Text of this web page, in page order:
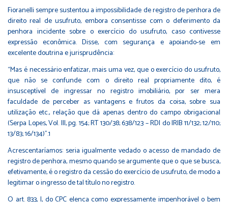
Fioranelli sempre sustentou a impossibilidade de registro de penhora de
direito real de usufruto, embora consentisse com o deferimento da
penhora incidente sobre o exercício do usufruto, caso contivesse
expressão econômica. Disse, com segurança e apoiando-se em
excelente doutrina e jurisprudência:
“Mas é necessário enfatizar, mais uma vez, que o exercício do usufruto,
que não se confunde com o direito real propriamente dito, é
insusceptível de ingressar no registro imobiliário, por ser mera
faculdade de perceber as vantagens e frutos da coisa, sobre sua
utilização etc., relação que dá apenas dentro do campo obrigacional
(Serpa Lopes, Vol. III, pg. 154; RT 130/38; 638/123 – RDI do IRIB 11/132; 12/110;
13/83; 16/134)”.1
Acrescentaríamos: seria igualmente vedado o acesso de mandado de
registro de penhora, mesmo quando se argumente que o que se busca,
efetivamente, é o registro da cessão do exercício de usufruto, de modo a
legitimar o ingresso de tal título no registro.
O art. 833, I, do CPC elenca como expressamente impenhorável o bem